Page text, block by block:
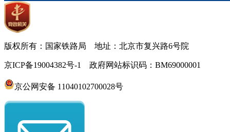
版权所有：国家铁路局 地址：北京市复兴路6号院
京ICP备19004382号-1 政府网站标识码：BM69000001
京公网安备 11040102700028号